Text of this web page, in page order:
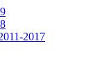
2017